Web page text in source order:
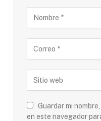
Guardar mi
en este navegador